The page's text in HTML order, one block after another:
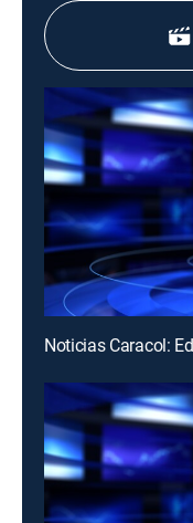
Noticias Caracol: